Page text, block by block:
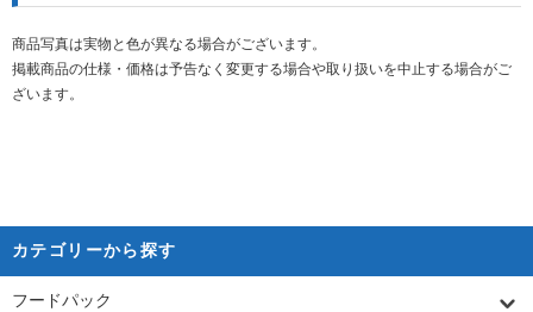
商品写真は実物と色が異なる場合がございます。
掲載商品の仕様・価格は予告なく変更する場合や取り扱いを中止する場合がご
ざいます。
カテゴリーから探す
フードパック